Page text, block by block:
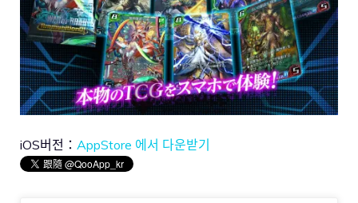
iOS버전： AppStore 에서 다운받기